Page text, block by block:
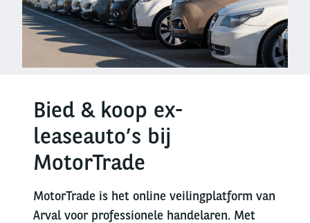
Bied & koop ex-
leaseauto’s bij
MotorTrade
MotorTrade is het online veilingplatform van
Arval voor professionele handelaren. Met